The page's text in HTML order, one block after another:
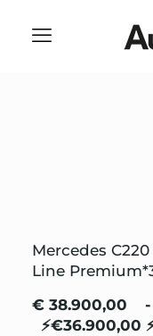
Mercedes
Line
€ 38.900,00
⚡€36.900,00